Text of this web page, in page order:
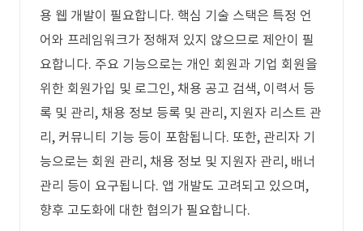
용 웹 개발이 필요합니다. 핵심 기술 스택은 특정 언
어와 프레임워크가 정해져 있지 않으므로 제안이 필
요합니다. 주요 기능으로는 개인 회원과 기업 회원을
위한 회원가입 및 로그인, 채용 공고 검색, 이력서 등
록 및 관리, 채용 정보 등록 및 관리, 지원자 리스트 관
리, 커뮤니티 기능 등이 포함됩니다. 또한, 관리자 기
능으로는 회원 관리, 채용 정보 및 지원자 관리, 배너
관리 등이 요구됩니다. 앱 개발도 고려되고 있으며,
향후 고도화에 대한 협의가 필요합니다.